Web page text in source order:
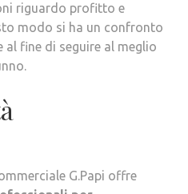
riguardo profitto e
modo si ha un confronto
fine di seguire al meglio
G.Papi offre